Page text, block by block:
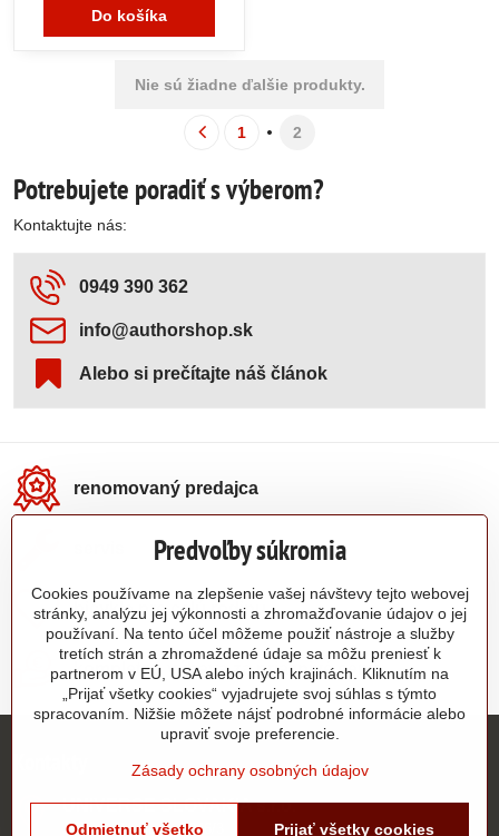
Do košíka
Nie sú žiadne ďalšie produkty.
1 2
Potrebujete poradiť s výberom?
Kontaktujte nás:
0949 390 362
info​@authorshop​.sk
Alebo si prečítajte náš článok
renomovaný predajca
bicykle pre celú rodinu
kompletná výbava za priaznivé ceny
UNIVERSE SLOVAKIA s​.r​.o​.
Johanna Vaillanta 3046/3
Predvoľby súkromia
Cookies používame na zlepšenie vašej návštevy tejto webovej
stránky, analýzu jej výkonnosti a zhromažďovanie údajov o jej
používaní. Na tento účel môžeme použiť nástroje a služby
tretích strán a zhromaždené údaje sa môžu preniesť k
partnerom v EÚ, USA alebo iných krajinách. Kliknutím na
„Prijať všetky cookies“ vyjadrujete svoj súhlas s týmto
spracovaním. Nižšie môžete nájsť podrobné informácie alebo
upraviť svoje preferencie.
Zásady ochrany osobných údajov
Prijať všetky cookies
Odmietnuť všetko